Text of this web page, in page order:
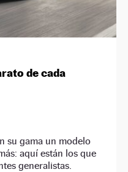
de cada
su gama un modelo
aquí están los que
generalistas.